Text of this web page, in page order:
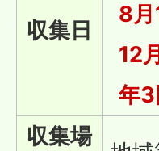
収集日
8月
12
年3
収集場